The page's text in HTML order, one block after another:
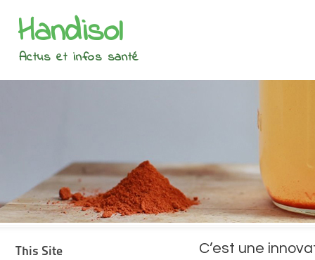
Handisol
Actus et infos santé
This Site
C’est une